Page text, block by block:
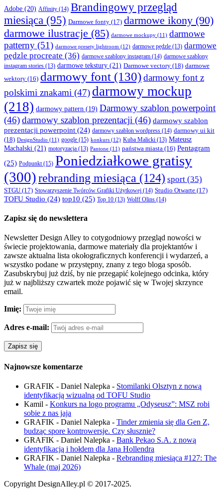
Adobe (20) Affinity (14) Brandingowy przegląd
miesiąca (95) Darmowe fonty (17) darmowe ikony (90)
darmowe ilustracje (85) darmowe mockupy (11) darmowe
patterny (51) darmowe presety lightroom (12) darmowe pędzle (13) darmowe
pędzle procreate (36) darmowe szablony instagram (14) darmowe szablony
instagram stories (13) darmowe tekstury (21) Darmowe vectory (18) darmowe
wektory (16) darmowy font (130)darmowy font z
polskimi znakami (47) darmowy mockup
(218) darmowy pattern (19) Darmowy szablon powerpoint
(46)darmowy szablon prezentacji (46) darmowy szablon
prezentacji powerpoint (24) darmowy szablon wordpress (14) darmowy ui kit
(18) DesignStudio (11) google (15) konkurs (12) Kuba Malicki (13) Mateusz
Machalski (21) motoryzacja (13) Pantone (11) państwa miasta (16) Pentagram
(25) Podpunkt(15) Poniedziałkowe gratisy
(300)rebranding miesiąca (124) sport (35)
STGU (17) Stowarzyszenie Twórców Grafiki Użytkowej (14) Studio Otwarte (17)
TOFU Studio (24) top10 (25) Top 10 (13) Wolff Olins (14)
Zapisz się do newslettera
Newsletter Design Alley to cotygodniowy przegląd nowości w
świecie projektowania, darmowe materiały dla projektantów i
zawsze aktualna lista okołograficznych konferencji i wydarzeń, a
wszystko podane w przystępny, znany z tego bloga sposób.
Zasubskrybuj już dziś, by nie przegapić kolejnego odcinka, który
już w najbliższy czwartek może pojawić się w Twojej skrzynce
email.
Imię:
Adres e-mail:
Najnowsze komentarze
GRAFIK - Daniel Nalepka - Stomilanki Olsztyn z nową
identyfikacją wizualną od TOFU Studio
Kamil - Konkurs na logo programu „Odyseusz”: MSZ robi
sobie z nas jaja
GRAFIK - Daniel Nalepka - Tinder zmienia się dla Gen Z,
budząc spore kontrowersje. Czy słusznie?
GRAFIK - Daniel Nalepka - Bank Pekao S.A. z nową
identyfikacją i hołdem dla Jana Hollendra
GRAFIK - Daniel Nalepka - Rebranding miesiąca #127: The
Whale (maj 2026)
Copyright DesignAlley.pl © 2017-2025.